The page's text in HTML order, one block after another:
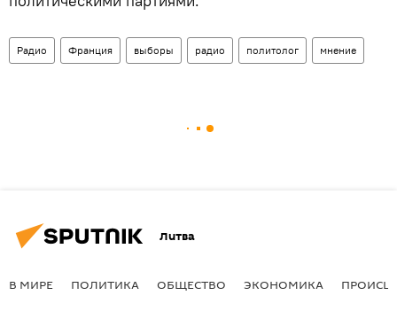
Радио Франция выборы радио политолог мнение
Литва
В МИРЕ ПОЛИТИКА ОБЩЕСТВО ЭКОНОМИКА